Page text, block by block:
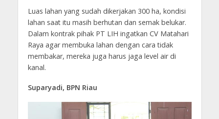
Luas lahan yang sudah dikerjakan 300 ha, kondisi
lahan saat itu masih berhutan dan semak belukar.
Dalam kontrak pihak PT LIH ingatkan CV Matahari
Raya agar membuka lahan dengan cara tidak
membakar, mereka juga harus jaga level air di
kanal.
Suparyadi, BPN Riau